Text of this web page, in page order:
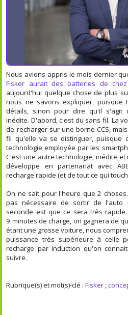
Nous avions appris le mois dernier
Fisker aurait des batteries de
aujourd'hui quelque chose de plus
nous ne savons expliquer, puisque
détails, sinon pour dire qu'il s'agit
inédite. D'abord, c'est du sans fil. La
de recharger sur une borne CCS,
fil qu'elle va se distinguer, puisque
technologie employée par les
C'est une autre technologie, inédite
développe en partenariat avec
recharge rapide (et de tout ce qui
On ne sait pour l'heure que 2
pas nécessaire de sortir de
seconde est que ce sera très
9 minutes de charge, on gagnera de
étant une grosse voiture, nous
puissance très supérieure à celle
recharge par induction qu'on
suivre.
Rubrique(s) et mot(s)-clé :Fisker;